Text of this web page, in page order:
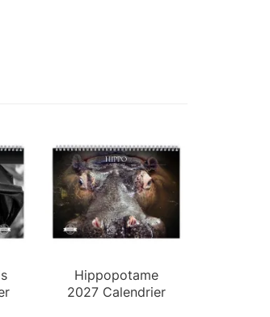
Hippopotame
2027 Calendrier